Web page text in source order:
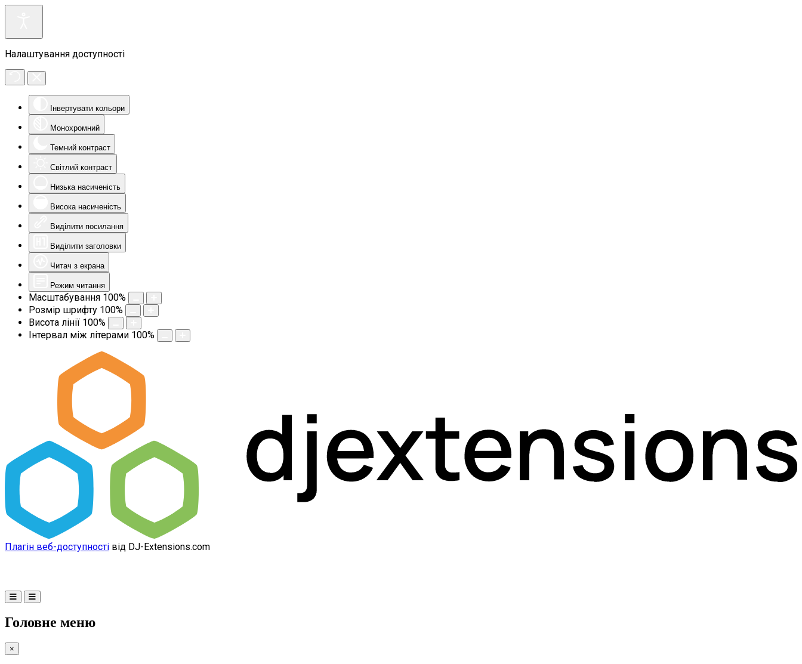
Налаштування доступності
Інвертувати кольори
Монохромний
Темний контраст
Світлий контраст
Низька насиченість
Висока насиченість
Виділити посилання
Виділити заголовки
Читач з екрана
Режим читання
Масштабування 100%
Розмір шрифту 100%
Висота лінії 100%
Інтервал між літерами 100%
Плагін веб-доступності від DJ-Extensions.com
Головне меню
×